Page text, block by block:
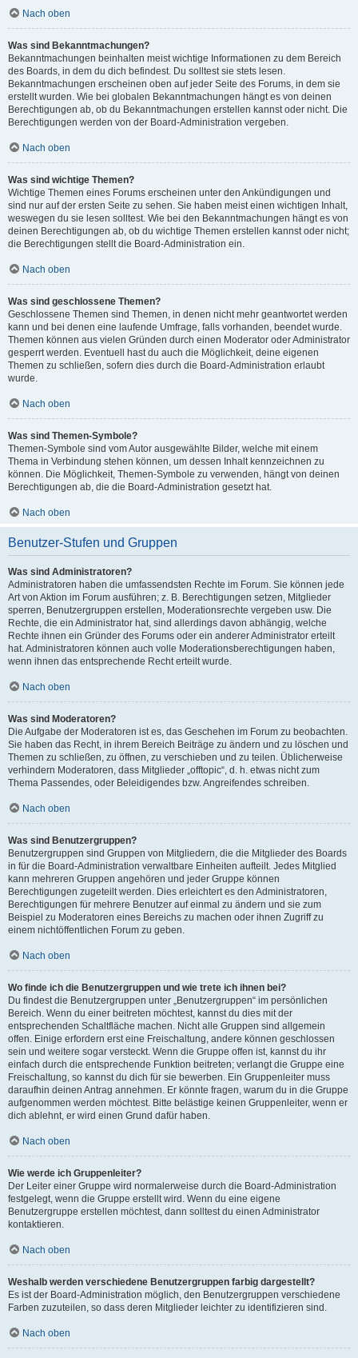
Nach oben
Was sind Bekanntmachungen?
Bekanntmachungen beinhalten meist wichtige Informationen zu dem Bereich
des Boards, in dem du dich befindest. Du solltest sie stets lesen.
Bekanntmachungen erscheinen oben auf jeder Seite des Forums, in dem sie
erstellt wurden. Wie bei globalen Bekanntmachungen hängt es von deinen
Berechtigungen ab, ob du Bekanntmachungen erstellen kannst oder nicht. Die
Berechtigungen werden von der Board-Administration vergeben.
Nach oben
Was sind wichtige Themen?
Wichtige Themen eines Forums erscheinen unter den Ankündigungen und
sind nur auf der ersten Seite zu sehen. Sie haben meist einen wichtigen Inhalt,
weswegen du sie lesen solltest. Wie bei den Bekanntmachungen hängt es von
deinen Berechtigungen ab, ob du wichtige Themen erstellen kannst oder nicht;
die Berechtigungen stellt die Board-Administration ein.
Nach oben
Was sind geschlossene Themen?
Geschlossene Themen sind Themen, in denen nicht mehr geantwortet werden
kann und bei denen eine laufende Umfrage, falls vorhanden, beendet wurde.
Themen können aus vielen Gründen durch einen Moderator oder Administrator
gesperrt werden. Eventuell hast du auch die Möglichkeit, deine eigenen
Themen zu schließen, sofern dies durch die Board-Administration erlaubt
wurde.
Nach oben
Was sind Themen-Symbole?
Themen-Symbole sind vom Autor ausgewählte Bilder, welche mit einem
Thema in Verbindung stehen können, um dessen Inhalt kennzeichnen zu
können. Die Möglichkeit, Themen-Symbole zu verwenden, hängt von deinen
Berechtigungen ab, die die Board-Administration gesetzt hat.
Nach oben
Benutzer-Stufen und Gruppen
Was sind Administratoren?
Administratoren haben die umfassendsten Rechte im Forum. Sie können jede
Art von Aktion im Forum ausführen; z. B. Berechtigungen setzen, Mitglieder
sperren, Benutzergruppen erstellen, Moderationsrechte vergeben usw. Die
Rechte, die ein Administrator hat, sind allerdings davon abhängig, welche
Rechte ihnen ein Gründer des Forums oder ein anderer Administrator erteilt
hat. Administratoren können auch volle Moderationsberechtigungen haben,
wenn ihnen das entsprechende Recht erteilt wurde.
Nach oben
Was sind Moderatoren?
Die Aufgabe der Moderatoren ist es, das Geschehen im Forum zu beobachten.
Sie haben das Recht, in ihrem Bereich Beiträge zu ändern und zu löschen und
Themen zu schließen, zu öffnen, zu verschieben und zu teilen. Üblicherweise
verhindern Moderatoren, dass Mitglieder „offtopic“, d. h. etwas nicht zum
Thema Passendes, oder Beleidigendes bzw. Angreifendes schreiben.
Nach oben
Was sind Benutzergruppen?
Benutzergruppen sind Gruppen von Mitgliedern, die die Mitglieder des Boards
in für die Board-Administration verwaltbare Einheiten aufteilt. Jedes Mitglied
kann mehreren Gruppen angehören und jeder Gruppe können
Berechtigungen zugeteilt werden. Dies erleichtert es den Administratoren,
Berechtigungen für mehrere Benutzer auf einmal zu ändern und sie zum
Beispiel zu Moderatoren eines Bereichs zu machen oder ihnen Zugriff zu
einem nichtöffentlichen Forum zu geben.
Nach oben
Wo finde ich die Benutzergruppen und wie trete ich ihnen bei?
Du findest die Benutzergruppen unter „Benutzergruppen“ im persönlichen
Bereich. Wenn du einer beitreten möchtest, kannst du dies mit der
entsprechenden Schaltfläche machen. Nicht alle Gruppen sind allgemein
offen. Einige erfordern erst eine Freischaltung, andere können geschlossen
sein und weitere sogar versteckt. Wenn die Gruppe offen ist, kannst du ihr
einfach durch die entsprechende Funktion beitreten; verlangt die Gruppe eine
Freischaltung, so kannst du dich für sie bewerben. Ein Gruppenleiter muss
daraufhin deinen Antrag annehmen. Er könnte fragen, warum du in die Gruppe
aufgenommen werden möchtest. Bitte belästige keinen Gruppenleiter, wenn er
dich ablehnt, er wird einen Grund dafür haben.
Nach oben
Wie werde ich Gruppenleiter?
Der Leiter einer Gruppe wird normalerweise durch die Board-Administration
festgelegt, wenn die Gruppe erstellt wird. Wenn du eine eigene
Benutzergruppe erstellen möchtest, dann solltest du einen Administrator
kontaktieren.
Nach oben
Weshalb werden verschiedene Benutzergruppen farbig dargestellt?
Es ist der Board-Administration möglich, den Benutzergruppen verschiedene
Farben zuzuteilen, so dass deren Mitglieder leichter zu identifizieren sind.
Nach oben